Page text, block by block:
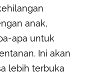
anak,
apa untuk
Ini akan
lebih terbuka